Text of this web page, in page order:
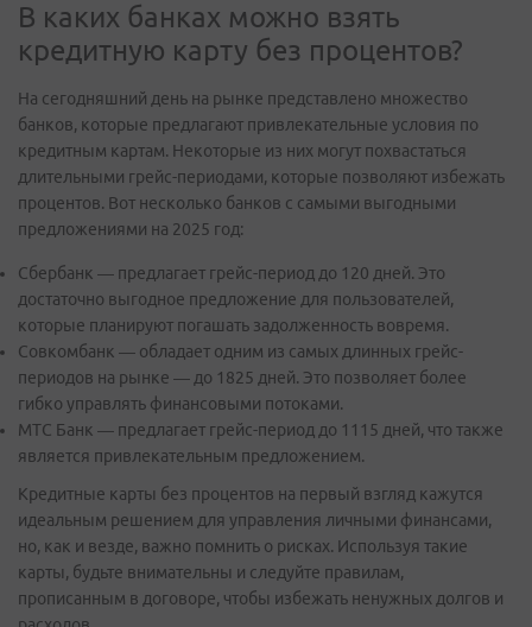
В каких банках можно взять
кредитную карту без процентов?
На сегодняшний день на рынке представлено множество
банков, которые предлагают привлекательные условия по
кредитным картам. Некоторые из них могут похвастаться
длительными грейс-периодами, которые позволяют избежать
процентов. Вот несколько банков с самыми выгодными
предложениями на 2025 год:
Сбербанк — предлагает грейс-период до 120 дней. Это
достаточно выгодное предложение для пользователей,
которые планируют погашать задолженность вовремя.
Совкомбанк — обладает одним из самых длинных грейс-
периодов на рынке — до 1825 дней. Это позволяет более
гибко управлять финансовыми потоками.
МТС Банк — предлагает грейс-период до 1115 дней, что также
является привлекательным предложением.
Кредитные карты без процентов на первый взгляд кажутся
идеальным решением для управления личными финансами,
но, как и везде, важно помнить о рисках. Используя такие
карты, будьте внимательны и следуйте правилам,
прописанным в договоре, чтобы избежать ненужных долгов и